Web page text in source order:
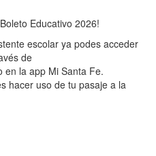
Educativo 2026!
escolar ya podes acceder
de
en la app Mi Santa Fe.
hacer uso de tu pasaje a la